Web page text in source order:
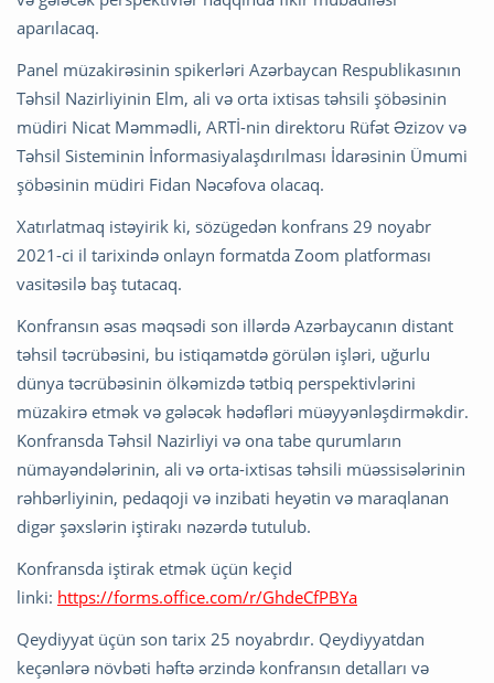
aparılacaq.
Panel müzakirəsinin spikerləri Azərbaycan Respublikasının
Təhsil Nazirliyinin Elm, ali və orta ixtisas təhsili şöbəsinin
müdiri Nicat Məmmədli, ARTİ-nin direktoru Rüfət Əzizov və
Təhsil Sisteminin İnformasiyalaşdırılması İdarəsinin Ümumi
şöbəsinin müdiri Fidan Nəcəfova olacaq.
Xatırlatmaq istəyirik ki, sözügedən konfrans 29 noyabr
2021-ci il tarixində onlayn formatda Zoom platforması
vasitəsilə baş tutacaq.
Konfransın əsas məqsədi son illərdə Azərbaycanın distant
təhsil təcrübəsini, bu istiqamətdə görülən işləri, uğurlu
dünya təcrübəsinin ölkəmizdə tətbiq perspektivlərini
müzakirə etmək və gələcək hədəfləri müəyyənləşdirməkdir.
Konfransda Təhsil Nazirliyi və ona tabe qurumların
nümayəndələrinin, ali və orta-ixtisas təhsili müəssisələrinin
rəhbərliyinin, pedaqoji və inzibati heyətin və maraqlanan
digər şəxslərin iştirakı nəzərdə tutulub.
Konfransda iştirak etmək üçün keçid
linki: https://forms.office.com/r/GhdeCfPBYa
Qeydiyyat üçün son tarix 25 noyabrdır. Qeydiyyatdan
keçənlərə növbəti həftə ərzində konfransın detalları və